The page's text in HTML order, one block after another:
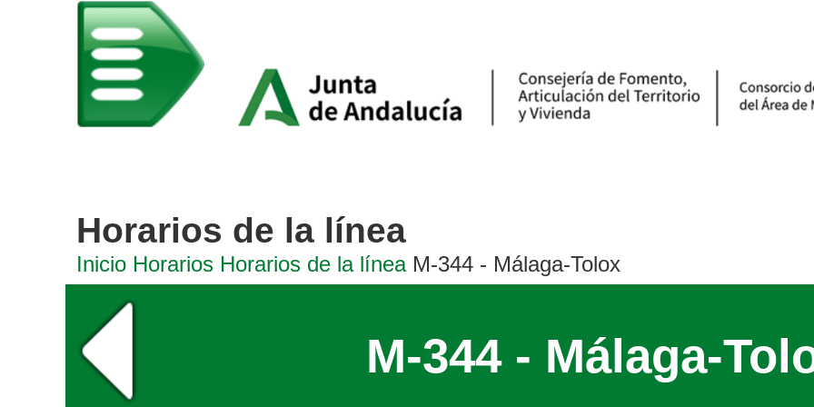
Horarios de la línea
Inicio Horarios Horarios de la línea M-344 - Málaga-Tolox
M-344 - Málaga-